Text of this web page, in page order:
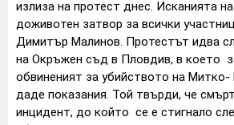
излиза на протест днес. Исканията
доживотен затвор за всички
Димитър Малинов. Протестът идва
на Окръжен съд в Пловдив, в което
обвиненият за убийството на Митко-
даде показания. Той твърди, че
инцидент, до който се е стигнало